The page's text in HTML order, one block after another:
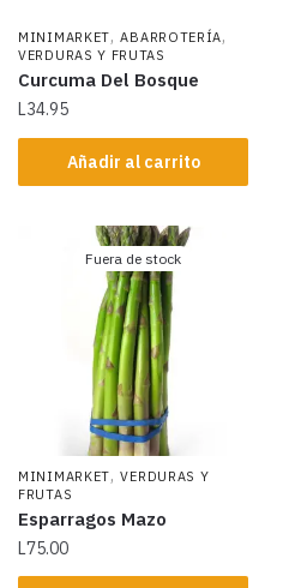
MINIMARKET,ABARROTERÍA,
VERDURAS Y FRUTAS
Curcuma Del Bosque
L34.95
Añadir al carrito
Fuera de stock
MINIMARKET,VERDURAS Y
FRUTAS
Esparragos Mazo
L75.00